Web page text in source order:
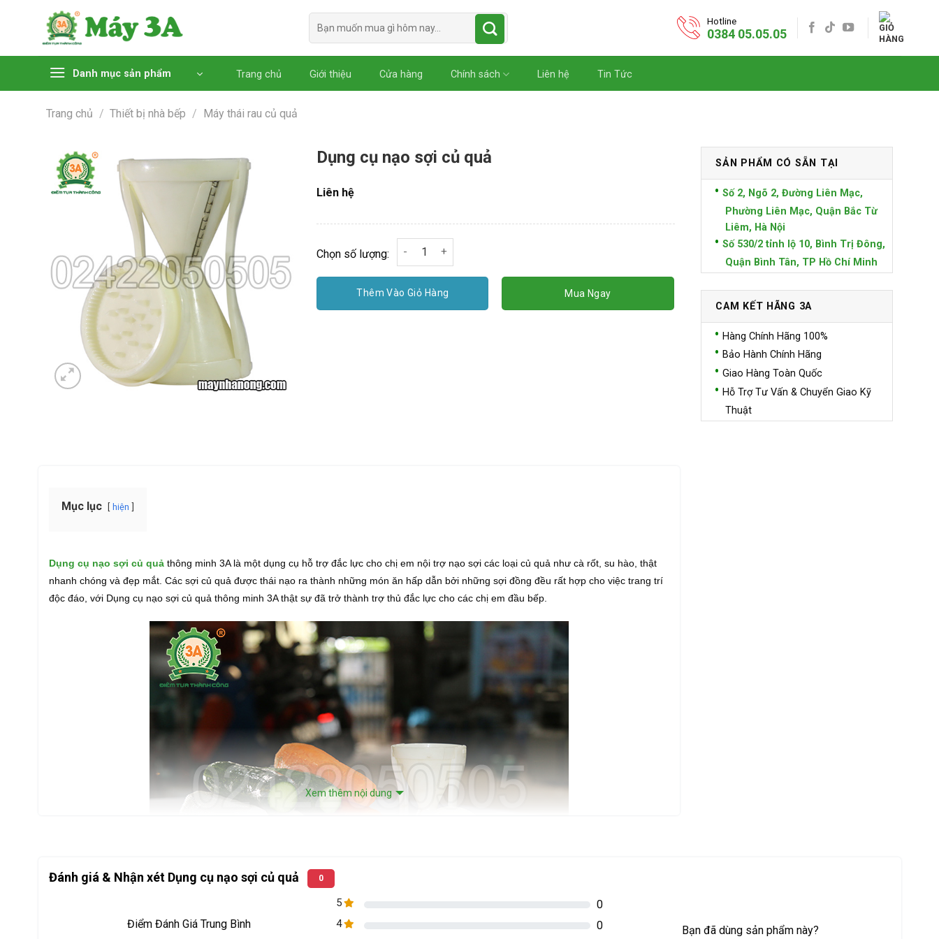
dung
kiếm:
Hotline
0384 05.05.05
Danh mục sản phẩm Trang chủ Giới thiệu Cửa hàng Chính sách Liên hệ Tin Tức
Trang chủ / Thiết bị nhà bếp / Máy thái rau củ quả
Dụng cụ nạo sợi củ quả
Liên hệ
Dụng cụ nạo sợi củ quả số lượng
Chọn số lượng:
Thêm Vào Giỏ Hàng Mua Ngay
SẢN PHẨM CÓ SẴN TẠI
Số 2, Ngõ 2, Đường Liên Mạc,
Phường Liên Mạc, Quận Bắc Từ
Liêm, Hà Nội
Số 530/2 tỉnh lộ 10, Bình Trị Đông,
Quận Bình Tân, TP Hồ Chí Minh
CAM KẾT HÃNG 3A
Hàng Chính Hãng 100%
Bảo Hành Chính Hãng
Giao Hàng Toàn Quốc
Hỗ Trợ Tư Vấn & Chuyển Giao Kỹ
Thuật
Mục lục hiện
Dụng cụ nạo sợi củ quảthông minh 3A là một dụng cụ hỗ trợ đắc lực cho chị em nội trợ nạo sợi các loại củ quả như cà rốt, su hào, thật
nhanh chóng và đẹp mắt. Các sợi củ quả được thái nạo ra thành những món ăn hấp dẫn bởi những sợi đồng đều rất hợp cho việc trang trí
độc đáo, với Dụng cụ nạo sợi củ quả thông minh 3A thật sự đã trở thành trợ thủ đắc lực cho các chị em đầu bếp.
Xem thêm nội dung
Đánh giá & Nhận xét Dụng cụ nạo sợi củ quả 0
Điểm Đánh Giá Trung Bình
5 0
4 0 Bạn đã dùng sản phẩm này?